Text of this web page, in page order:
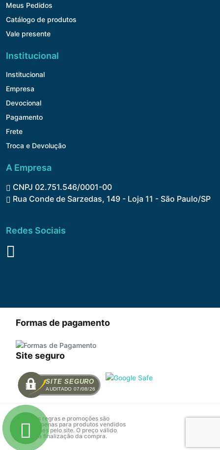
Meus Pedidos
Catálogo de produtos
Vale presente
Institucional
Institucional
Empresa
Devocional
Pagamento
Frete
Troca e Devolução
A Empresa
CNPJ 02.751.546/0001-00
Rua Conde de Sarzedas, 149 - Loja 11 - São Paulo/SP
Redes Sociais
Formas de pagamento
Site seguro
SITE SEGURO
AUDITADO 07/08/26
Todas as regras e promoções são
válidas apenas para produtos vendidos
e entregues pelo site. O preço válido
será o da finalização da compra.